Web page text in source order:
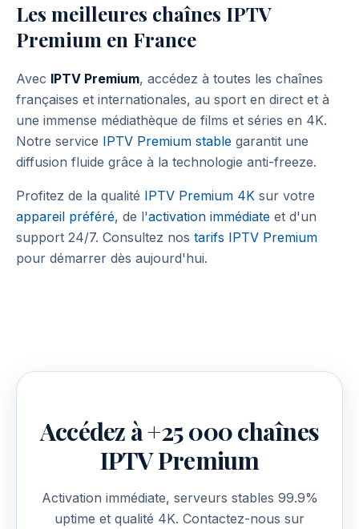
Les meilleures chaînes IPTV
Premium en France
Avec IPTV Premium, accédez à toutes les chaînes
françaises et internationales, au sport en direct et à
une immense médiathèque de films et séries en 4K.
Notre service IPTV Premium stable garantit une
diffusion fluide grâce à la technologie anti-freeze.
Profitez de la qualité IPTV Premium 4K sur votre
appareil préféré, de l'activation immédiate et d'un
support 24/7. Consultez nos tarifs IPTV Premium
pour démarrer dès aujourd'hui.
Accédez à +25 000 chaînes
IPTV Premium
Activation immédiate, serveurs stables 99.9%
uptime et qualité 4K. Contactez-nous sur